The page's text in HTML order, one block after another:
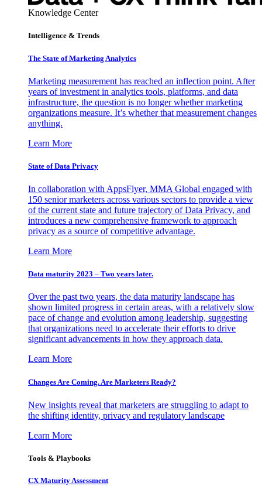
Knowledge Center
Intelligence & Trends
The State of Marketing Analytics
Marketing measurement has reached an inflection point. After
years of investment in analytics tools, platforms, and data
infrastructure, the question is no longer whether marketing
organizations measure. It’s whether that measurement changes
anything.
Learn More
State of Data Privacy
In collaboration with AppsFlyer, MMA Global engaged with
150 senior marketers across various sectors to provide a view
of the current state and future trajectory of Data Privacy, and
introduces a new comprehensive framework to approach
privacy as a source of competitive advantage.
Learn More
Data maturity 2023 – Two years later.
Over the past two years, the data maturity landscape has
shown limited progress in certain areas, with a relatively slow
pace of change and evolution among leadership, suggesting
that organizations need to accelerate their efforts to drive
significant advancements in how they approach data.
Learn More
Changes Are Coming. Are Marketers Ready?
New insights reveal that marketers are struggling to adapt to
the shifting identity, privacy and regulatory landscape
Learn More
Tools & Playbooks
CX Maturity Assessment